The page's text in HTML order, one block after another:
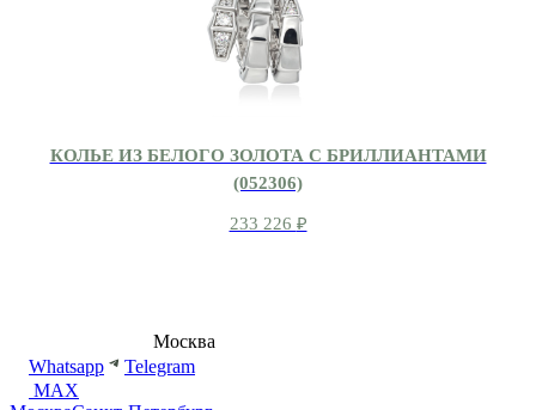
КОЛЬЕ ИЗ БЕЛОГО ЗОЛОТА С БРИЛЛИАНТАМИ
(052306)
233 226 ₽
Москва
Whatsapp
Telegram
MAX